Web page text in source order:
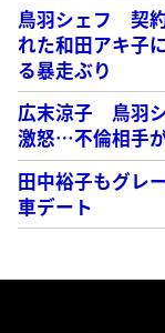
鳥羽シェフ 契
れた和田アキ子
る暴走ぶり
広末涼子 鳥羽
激怒…不倫相手
田中裕子もグレ
車デート